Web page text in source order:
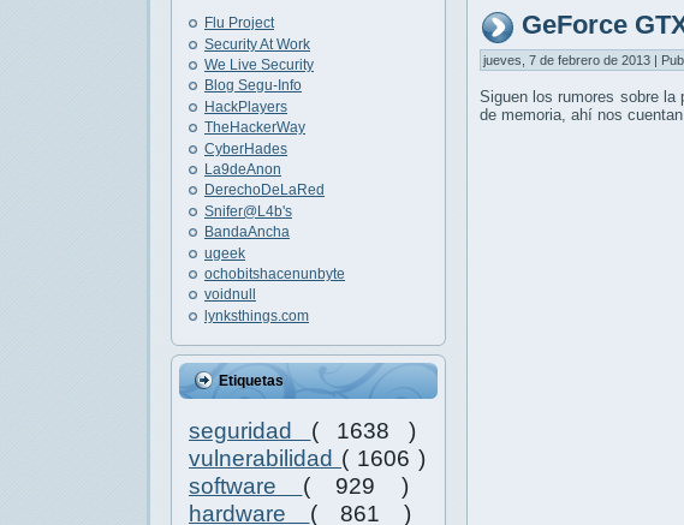
Flu Project
Security At Work
We Live Security
Blog Segu-Info
HackPlayers
TheHackerWay
CyberHades
La9deAnon
DerechoDeLaRed
Snifer@L4b's
BandaAncha
ugeek
ochobitshacenunbyte
voidnull
lynksthings.com
Etiquetas
seguridad ( 1638 )
vulnerabilidad ( 1606 )
software ( 929 )
hardware ( 861 )
GeForce
jueves, 7 de febrero de 2013 |
Siguen los rumores sobre
de memoria, ahí nos